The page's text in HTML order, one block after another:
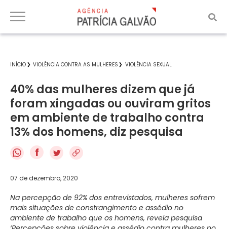
INÍCIO VIOLÊNCIA CONTRA AS MULHERES VIOLÊNCIA SEXUAL
40% das mulheres dizem que já
foram xingadas ou ouviram gritos
em ambiente de trabalho contra
13% dos homens, diz pesquisa
f
07 de dezembro, 2020
Na percepção de 92% dos entrevistados, mulheres sofrem
mais situações de constrangimento e assédio no
ambiente de trabalho que os homens, revela pesquisa